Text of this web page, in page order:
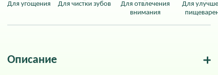
Для угощения Для чистки зубов
Для отвлечения
внимания
Для
Описание